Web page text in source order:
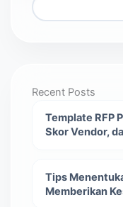
Recent Posts
Template RFP
Skor Vendor,
Tips
Memberikan